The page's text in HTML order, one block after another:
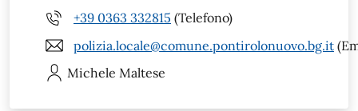
+39 0363 332815 (Telefono)
polizia.locale@comune.pontirolonuovo.bg.it
Michele Maltese